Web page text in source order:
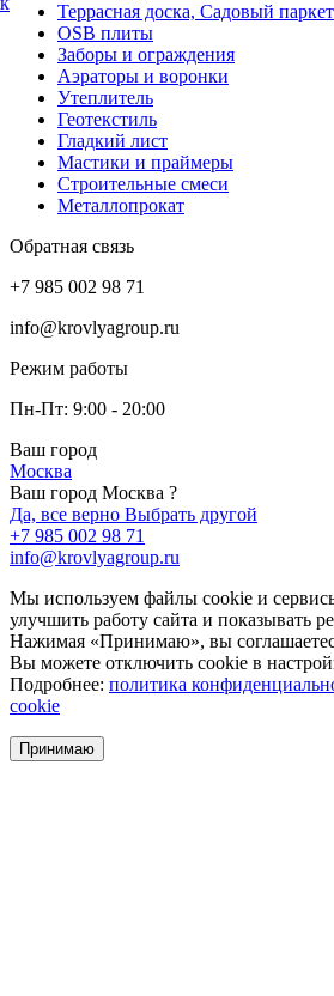
Террасная доска, Садовый паркет
OSB плиты
Заборы и ограждения
Аэраторы и воронки
Утеплитель
Геотекстиль
Гладкий лист
Мастики и праймеры
Строительные смеси
Металлопрокат
Обратная связь
+7 985 002 98 71
info@krovlyagroup.ru
Режим работы
Пн-Пт: 9:00 - 20:00
Ваш город
Москва
Ваш город Москва ?
Да, все верно Выбрать другой
+7 985 002 98 71
info@krovlyagroup.ru
Мы используем файлы cookie и
улучшить работу сайта и показывать
Нажимая «Принимаю», вы
Вы можете отключить cookie в
Подробнее: политика
cookie
Принимаю